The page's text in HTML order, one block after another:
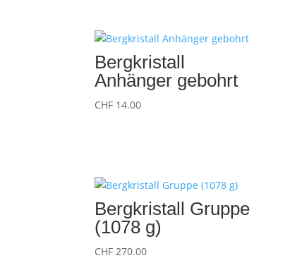
Bergkristall
Anhänger gebohrt
CHF 14.00
Bergkristall Gruppe
(1078 g)
CHF 270.00